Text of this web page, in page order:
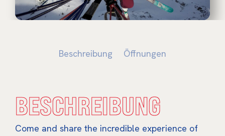
Beschreibung Öffnungen
BESCHREIBUNG
Come and share the incredible experience of